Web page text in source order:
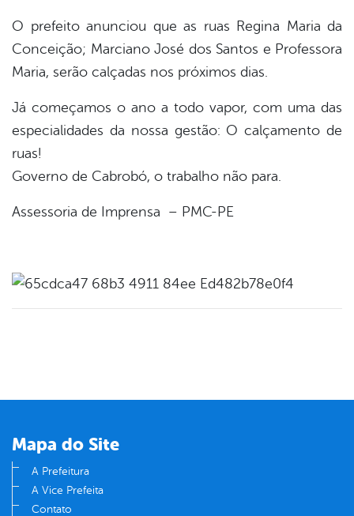
O prefeito anunciou que as ruas Regina Maria da
Conceição; Marciano José dos Santos e Professora
Maria, serão calçadas nos próximos dias.
Já começamos o ano a todo vapor, com uma das
especialidades da nossa gestão: O calçamento de
ruas!
Governo de Cabrobó, o trabalho não para.
Assessoria de Imprensa – PMC-PE
Mapa do Site
A Prefeitura
A Vice Prefeita
Contato